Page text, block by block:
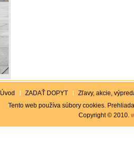
Úvod ZADAŤ DOPYT
Zľavy, akcie,
Tento web používa súbory cookies.
Copyright © 2010.